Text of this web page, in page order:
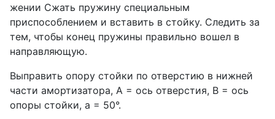
жении Сжать пружину специальным
приспособлением и вставить в стойку. Следить за
тем, чтобы конец пружины правильно вошел в
направляющую.
Выправить опору стойки по отверстию в нижней
части амортизатора, А = ось отверстия, В = ось
опоры стойки, а = 50°.